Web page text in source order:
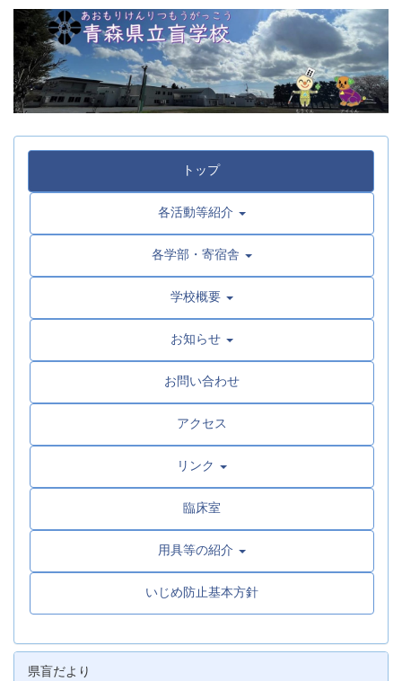
トップ
各活動等紹介
各学部・寄宿舎
学校概要
お知らせ
お問い合わせ
アクセス
リンク
臨床室
用具等の紹介
いじめ防止基本方針
県盲だより